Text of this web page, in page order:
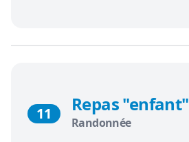
11 Repas "enfant"
Randonnée